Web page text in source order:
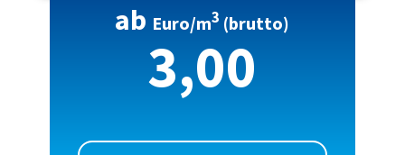
ab Euro/m3 (brutto)
3,00